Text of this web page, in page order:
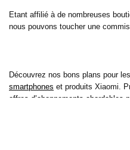
Etant affilié à de nombreuses
nous pouvons toucher une
Découvrez nos bons plans pour les
smartphones et produits Xiaomi.
offres d’abonnements abordables